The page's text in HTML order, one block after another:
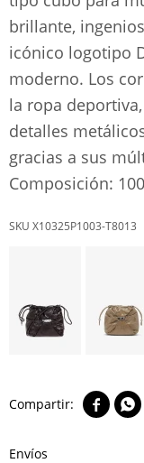
brillante,
icónico logotipo
moderno. Los
la ropa
detalles
gracias a sus
Composición:
X10325P1003-T8013
 
Envíos